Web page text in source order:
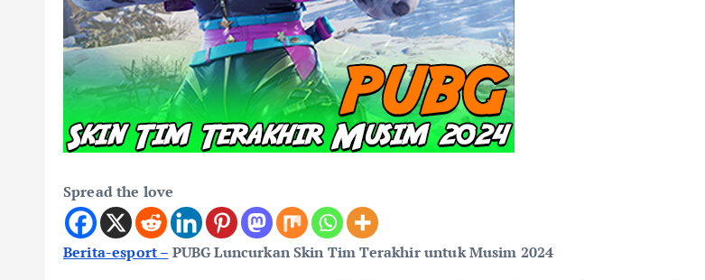
Spread the love
Berita-esport– PUBG Luncurkan Skin Tim Terakhir untuk Musim 2024